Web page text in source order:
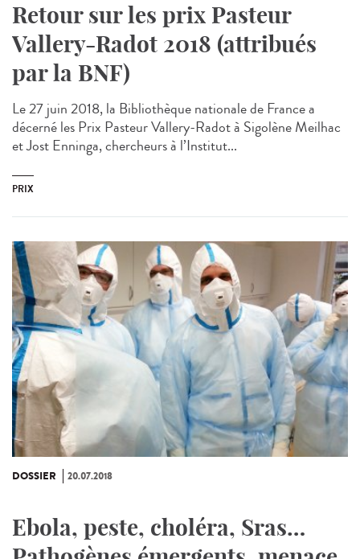
Retour sur les prix Pasteur
Vallery-Radot 2018 (attribués
par la BNF)
Le 27 juin 2018, la Bibliothèque nationale de France a
décerné les Prix Pasteur Vallery-Radot à Sigolène Meilhac
et Jost Enninga, chercheurs à l’Institut...
PRIX
DOSSIER 20.07.2018
Ebola, peste, choléra, Sras…